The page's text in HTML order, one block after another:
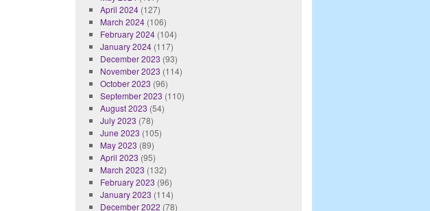
April 2024(127)
March 2024(106)
February 2024(104)
January 2024(117)
December 2023 (93)
November 2023 (114)
October 2023 (96)
September 2023 (110)
August 2023 (54)
July 2023 (78)
June 2023 (105)
May 2023 (89)
April 2023 (95)
March 2023 (132)
February 2023 (96)
January 2023 (114)
December 2022 (78)